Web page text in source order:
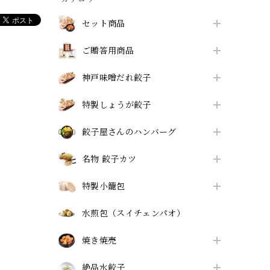
セット商品
ご贈答用商品
神戸味噌だれ餃子
特製しょうが餃子
餃子屋さんのハンバーグ
名物 餃子カツ
特製小籠包
水煎包（スイチェンパオ）
焼き焼売
絶品水餃子